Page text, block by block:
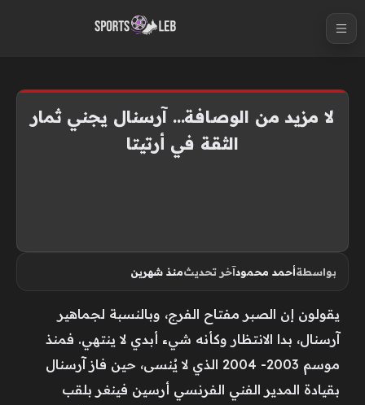
لا مزيد من الوصافة… آرسنال يجني ثمار
الثقة في أرتيتا
بواسطةأحمد محمودآخر تحديثمنذ شهرين
يقولون إن الصبر مفتاح الفرج، وبالنسبة لجماهير
آرسنال، بدا الانتظار وكأنه شيء أبدي لا ينتهي. فمنذ
موسم 2003- 2004 الذي لا يُنسى، حين فاز آرسنال
بقيادة المدير الفني الفرنسي أرسين فينغر بلقب